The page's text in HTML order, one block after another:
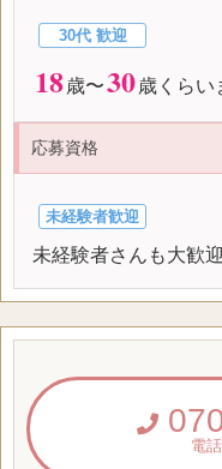
30代 歓迎
18歳〜30歳くら
応募資格
未経験者歓迎
未経験者さんも大歓
電